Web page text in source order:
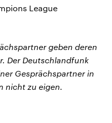
League
geben deren
Der Deutschlandfunk
Gesprächspartner in
nicht zu eigen.